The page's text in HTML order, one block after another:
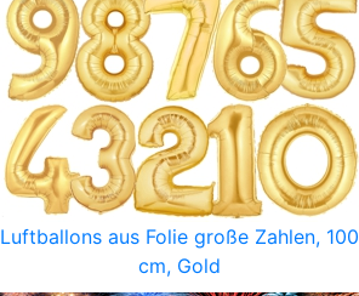
Luftballons aus Folie große Zahlen, 100
cm, Gold